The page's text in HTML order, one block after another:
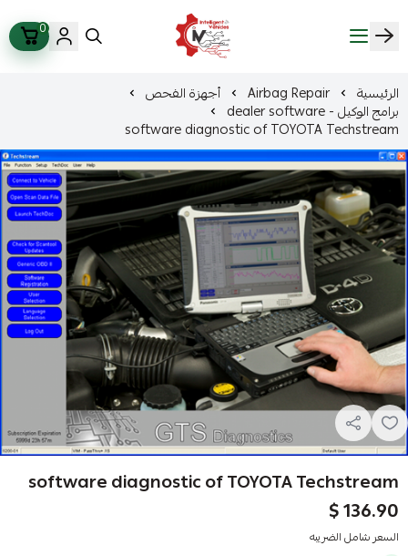
ذكاء المركبات Intelligent Vehicles
0
الرئيسية Airbag Repair أجهزة الفحص
برامج الوكيل - dealer software
software diagnostic of TOYOTA Techstream
software diagnostic of TOYOTA Techstream
136.90 $
السعر شامل الضريبه